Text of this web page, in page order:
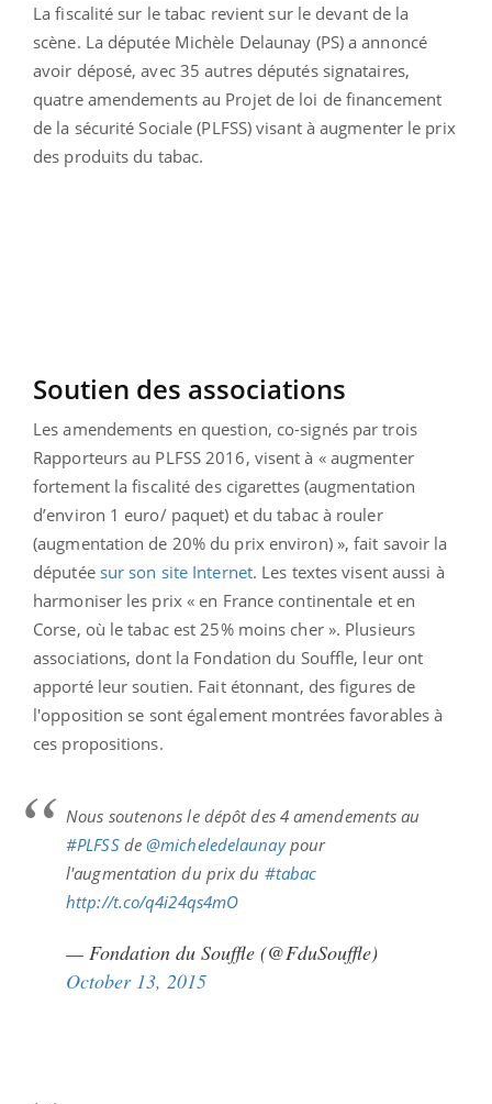
La fiscalité sur le tabac revient sur le devant de la
scène. La députée Michèle Delaunay (PS) a annoncé
avoir déposé, avec 35 autres députés signataires,
quatre amendements au Projet de loi de financement
de la sécurité Sociale (PLFSS) visant à augmenter le prix
des produits du tabac.
Soutien des associations
Les amendements en question, co-signés par trois
Rapporteurs au PLFSS 2016, visent à « augmenter
fortement la fiscalité des cigarettes (augmentation
d’environ 1 euro/ paquet) et du tabac à rouler
(augmentation de 20% du prix environ) », fait savoir la
députée sur son site Internet. Les textes visent aussi à
harmoniser les prix « en France continentale et en
Corse, où le tabac est 25% moins cher ». Plusieurs
associations, dont la Fondation du Souffle, leur ont
apporté leur soutien. Fait étonnant, des figures de
l'opposition se sont également montrées favorables à
ces propositions.
Nous soutenons le dépôt des 4 amendements au
#PLFSSde@micheledelaunaypour
l'augmentation du prix du #tabac
http://t.co/q4i24qs4mO
— Fondation du Souffle (@FduSouffle)
October 13, 2015